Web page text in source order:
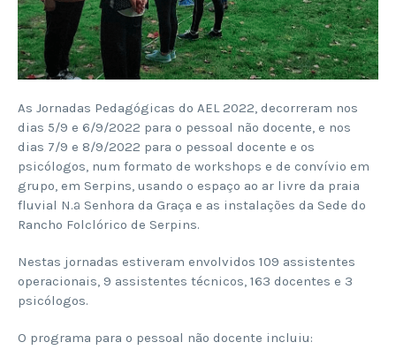
As Jornadas Pedagógicas do AEL 2022, decorreram nos
dias 5/9 e 6/9/2022 para o pessoal não docente, e nos
dias 7/9 e 8/9/2022 para o pessoal docente e os
psicólogos, num formato de workshops e de convívio em
grupo, em Serpins, usando o espaço ao ar livre da praia
fluvial N.ª Senhora da Graça e as instalações da Sede do
Rancho Folclórico de Serpins.
Nestas jornadas estiveram envolvidos 109 assistentes
operacionais, 9 assistentes técnicos, 163 docentes e 3
psicólogos.
O programa para o pessoal não docente incluiu: